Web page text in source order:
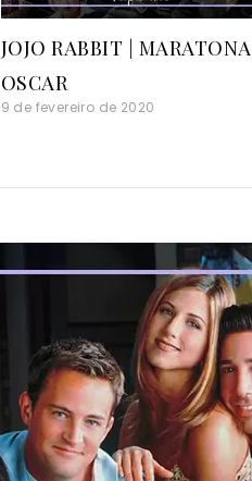
JOJO RABBIT | MARATONA
OSCAR
9 de fevereiro de 2020